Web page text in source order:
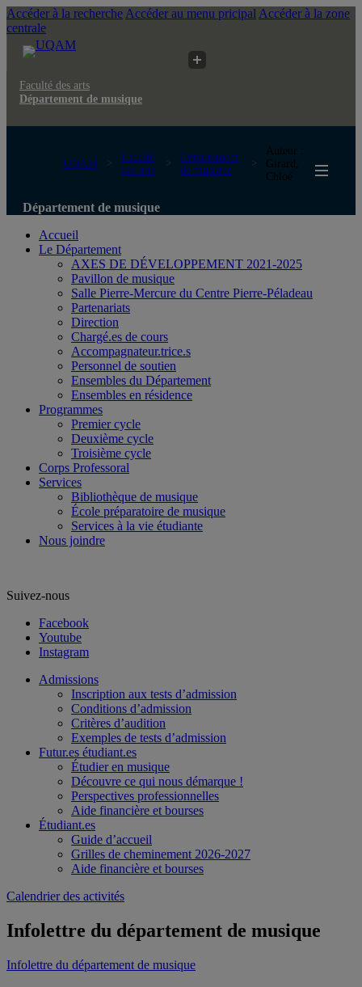
Accéder à la recherche Accéder au menu pricipal Accéder à la zone
centrale
Faculté des arts
Département de musique
UQAM
Faculté
des arts
Département
de musique
Auteur :
Girard,
Chloé
Département de musique
Accueil
Le Département
AXES DE DÉVELOPPEMENT 2021-2025
Pavillon de musique
Salle Pierre-Mercure du Centre Pierre-Péladeau
Partenariats
Direction
Chargé.es de cours
Accompagnateur.trice.s
Personnel de soutien
Ensembles du Département
Ensembles en résidence
Programmes
Premier cycle
Deuxième cycle
Troisième cycle
Corps Professoral
Services
Bibliothèque de musique
École préparatoire de musique
Services à la vie étudiante
Nous joindre
Suivez-nous
Facebook
Youtube
Instagram
Admissions
Inscription aux tests d’admission
Conditions d’admission
Critères d’audition
Exemples de tests d’admission
Futur.es étudiant.es
Étudier en musique
Découvre ce qui nous démarque !
Perspectives professionnelles
Aide financière et bourses
Étudiant.es
Guide d’accueil
Grilles de cheminement 2026-2027
Aide financière et bourses
Calendrier des activités
Infolettre du département de musique
Infolettre du département de musique